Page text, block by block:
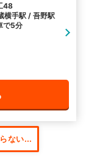
48
横手駅 / 吾野駅
で5分
ない...